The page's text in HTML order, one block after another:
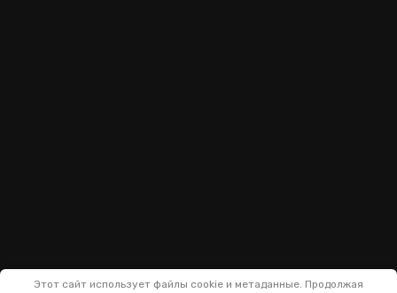
Этот сайт использует файлы cookie и метаданные. Продолжая